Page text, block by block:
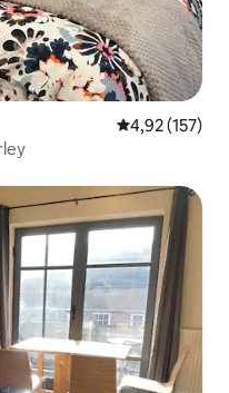
Gemiddelde
4,92 (157)